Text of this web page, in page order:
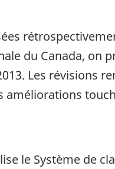
du Canada, on
Les révisions
améliorations
le Système de